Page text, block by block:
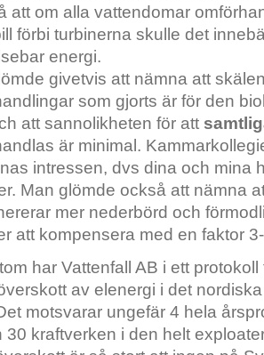
att om alla vattendomar
förbi turbinerna skulle det
energi.
givetvis att nämna att
som gjorts är för den
att sannolikheten för att
är minimal.
intressen, dvs dina och mina
Man glömde också att nämna
mer nederbörd och
att kompensera med en faktor
har Vattenfall AB i ett
av elenergi i det
motsvarar ungefär 4 hela
30 kraftverken i den helt